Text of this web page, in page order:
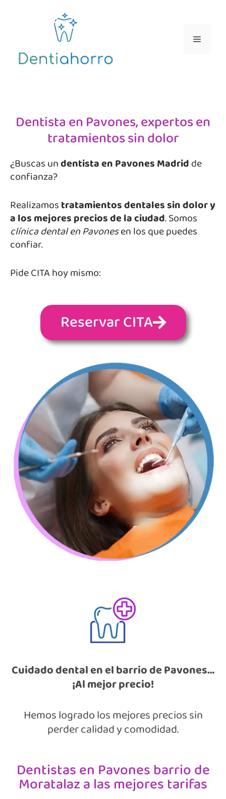
Dentista en Pavones, expertos en
tratamientos sin dolor
¿Buscas undentista en Pavones Madridde
confianza?
Realizamostratamientos dentales sin dolor y
a los mejores precios de la ciudad. Somos
clínica dental enPavonesen los que puedes
confiar.
Pide CITA hoy mismo:
Reservar CITA
Cuidado dental en el barrio de Pavones…
¡Al mejor precio!
Hemos logrado los mejores precios sin
perder calidad y comodidad.
Dentistas en Pavones barrio de
Moratalaz a las mejores tarifas